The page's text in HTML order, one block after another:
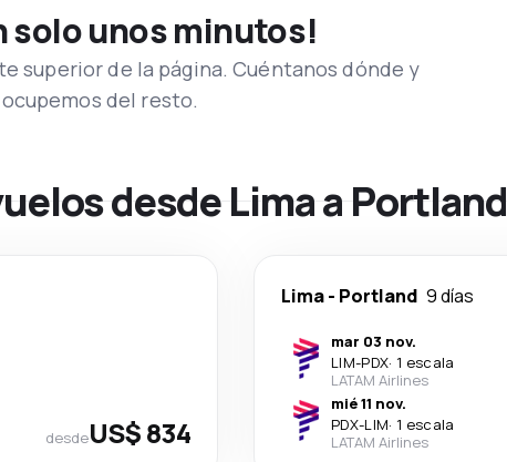
solo unos minutos!
superior de la página. Cuéntanos dónde y
del resto.
desde Lima a Portland
desdeUS$ 834
Lima- Portland 9 días
mar 03 nov.
LIM-PDX· 1 escala
LATAM Airlines
mié 11 nov.
PDX-LIM· 1 escala
LATAM Airlines